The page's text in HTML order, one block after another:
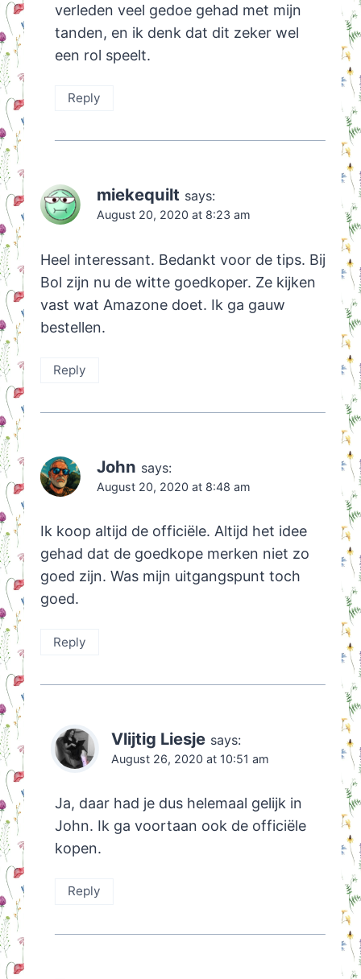
verleden veel gedoe gehad met mijn
tanden, en ik denk dat dit zeker wel
een rol speelt.
Reply
miekequilt says:
August 20, 2020 at 8:23 am
Heel interessant. Bedankt voor de tips. Bij
Bol zijn nu de witte goedkoper. Ze kijken
vast wat Amazone doet. Ik ga gauw
bestellen.
Reply
John says:
August 20, 2020 at 8:48 am
Ik koop altijd de officiële. Altijd het idee
gehad dat de goedkope merken niet zo
goed zijn. Was mijn uitgangspunt toch
goed.
Reply
Vlijtig Liesje says:
August 26, 2020 at 10:51 am
Ja, daar had je dus helemaal gelijk in
John. Ik ga voortaan ook de officiële
kopen.
Reply